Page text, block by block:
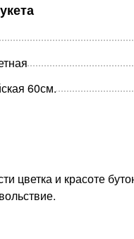
60см.
цветка и красоте